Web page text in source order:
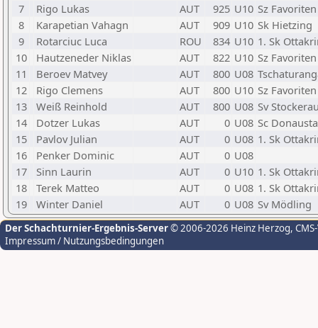
7
Rigo Lukas AUT 925 U10 Sz Favoriten
8
Karapetian Vahagn AUT 909 U10 Sk Hietzing
9
Rotarciuc Luca ROU 834 U10 1. Sk
10
Hautzeneder Niklas AUT 822 U10 Sz Favoriten
11
Beroev Matvey AUT 800 U08
12
Rigo Clemens AUT 800 U10 Sz Favoriten
13
Weiß Reinhold AUT 800 U08 Sv
14
Dotzer Lukas AUT 0 U08 Sc
15
Pavlov Julian AUT 0 U08 1. Sk
16
Penker Dominic AUT 0 U08
17
Sinn Laurin AUT 0 U10 1. Sk
18
Terek Matteo AUT 0 U08 1. Sk
19
Winter Daniel AUT 0 U08 Sv Mödling
Der Schachturnier-Ergebnis-Server© 2006-2026 Heinz Herzog,
Impressum / Nutzungsbedingungen